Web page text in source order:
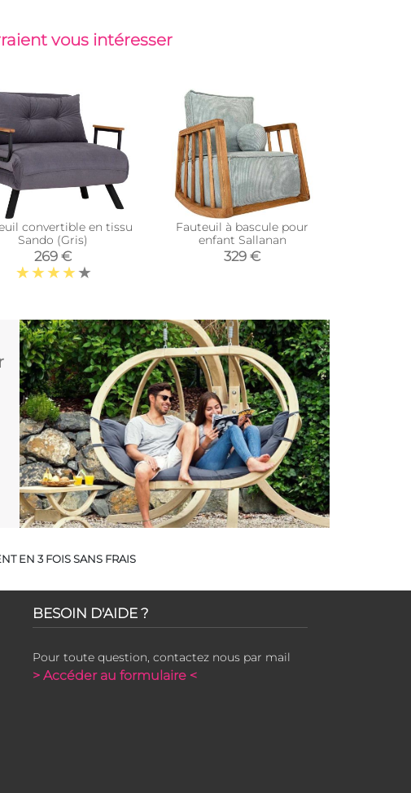
vous intéresser
convertible en tissu
Sando (Gris)
269 €
Fauteuil à bascule pour
enfant Sallanan
329 €
EN 3 FOIS SANS FRAIS
BESOIN D'AIDE ?
Pour toute question, contactez nous par mail
> Accéder au formulaire <